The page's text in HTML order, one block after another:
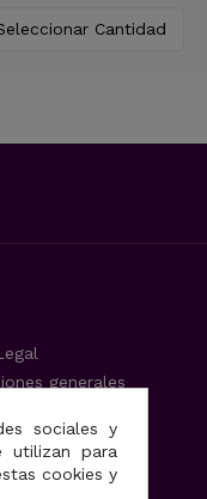
Cantidad
generales
cookies
sociales y
utilizan para
cookies y